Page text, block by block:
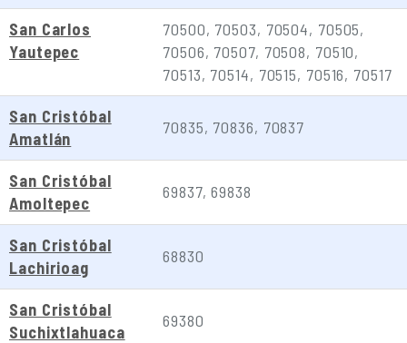
San Carlos
Yautepec
70500, 70503, 70504, 70505,
70506, 70507, 70508, 70510,
70513, 70514, 70515, 70516, 70517
San Cristóbal
Amatlán
70835, 70836, 70837
San Cristóbal
Amoltepec
69837, 69838
San Cristóbal
Lachirioag
68830
San Cristóbal
Suchixtlahuaca
69380